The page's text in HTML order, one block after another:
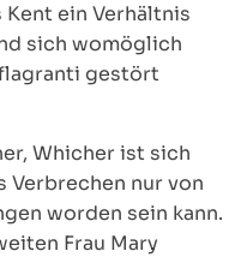
ein Verhältnis
sich womöglich
gestört
Whicher ist sich
Verbrechen nur von
worden sein kann.
Frau Mary